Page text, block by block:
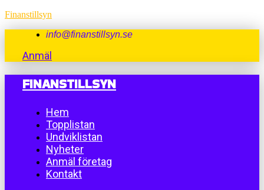
Finanstillsyn
info@finanstillsyn.se
Anmäl
FINANSTILLSYN
Hem
Topplistan
Undviklistan
Nyheter
Anmäl företag
Kontakt